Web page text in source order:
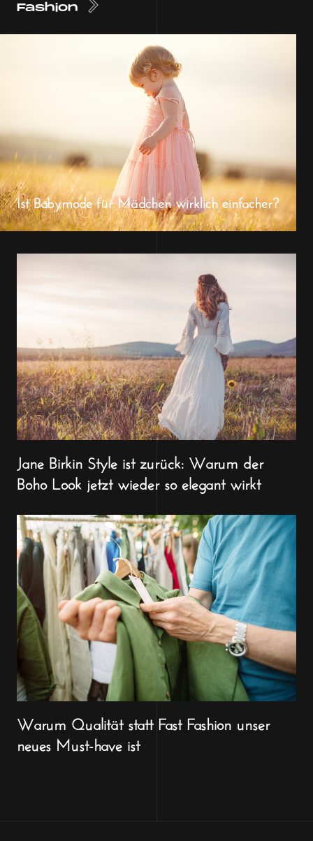
Fashion
Ist Babymode für Mädchen wirklich einfacher?
Jane Birkin Style ist zurück: Warum der
Boho Look jetzt wieder so elegant wirkt
Warum Qualität statt Fast Fashion unser
neues Must-have ist